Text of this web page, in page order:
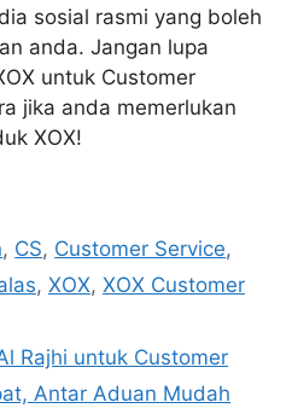
sosial rasmi yang boleh
anda. Jangan lupa
untuk Customer
jika anda memerlukan
XOX!
, CS, Customer Service,
, XOX, XOX Customer
Rajhi untuk Customer
Antar Aduan Mudah